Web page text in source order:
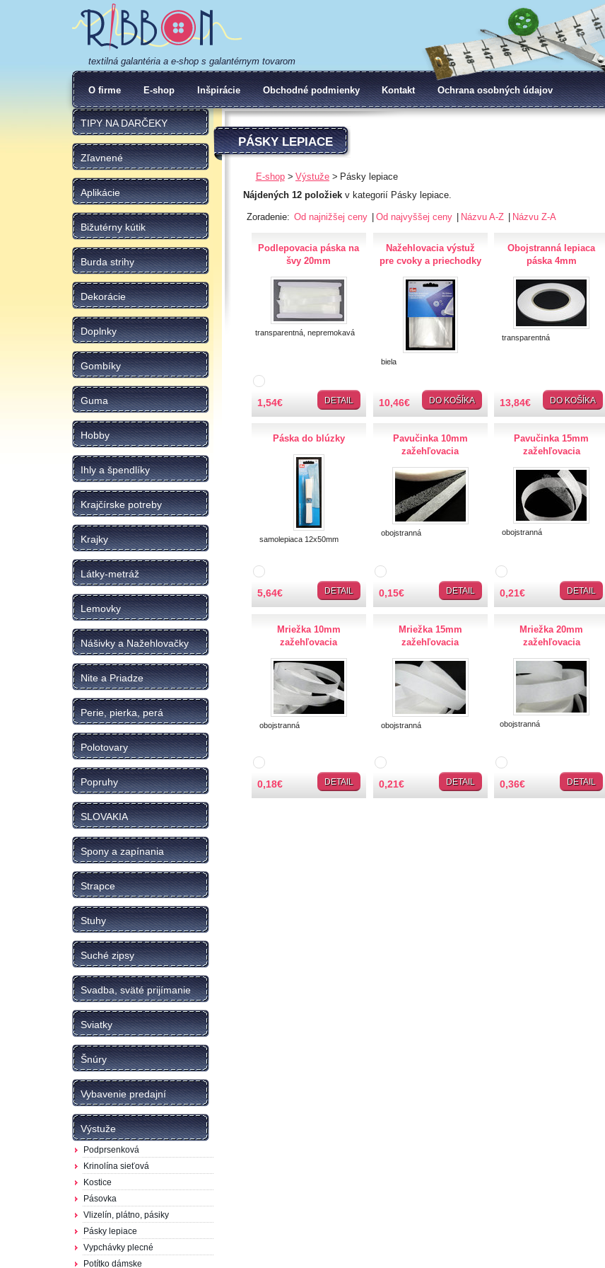
textilná galantéria a e-shop s galantérnym tovarom
O firme E-shop Inšpirácie Obchodné podmienky Kontakt Ochrana osobných údajov
TIPY NA DARČEKY
Zľavnené
Aplikácie
Bižutérny kútik
Burda strihy
Dekorácie
Doplnky
Gombíky
Guma
Hobby
Ihly a špendlíky
Krajčírske potreby
Krajky
Látky-metráž
Lemovky
Nášivky a Nažehlovačky
Nite a Priadze
Perie, pierka, perá
Polotovary
Popruhy
SLOVAKIA
Spony a zapínania
Strapce
Stuhy
Suché zipsy
Svadba, sväté prijímanie
Sviatky
Šnúry
Vybavenie predajní
Výstuže
Podprsenková
Krinolína sieťová
Kostice
Pásovka
Vlizelín, plátno, pásiky
Pásky lepiace
Vypchávky plecné
Potítko dámske
PÁSKY LEPIACE
E-shop Výstuže
Pásky lepiace
Nájdených 12 položiek v kategorií Pásky lepiace.
Zoradenie: Od najnižšej ceny Od najvyššej ceny Názvu A-Z Názvu Z-A
Podlepovacia páska na
švy 20mm
transparentná, nepremokavá
1,54€ DETAIL
Nažehlovacia výstuž
pre cvoky a priechodky
biela
10,46€ DO KOŠÍKA
Obojstranná lepiaca
páska 4mm
transparentná
13,84€ DO KOŠÍKA
Páska do blúzky
samolepiaca 12x50mm
5,64€ DETAIL
Pavučinka 10mm
zažehľovacia
obojstranná
0,15€ DETAIL
Pavučinka 15mm
zažehľovacia
obojstranná
0,21€ DETAIL
Mriežka 10mm
zažehľovacia
obojstranná
0,18€ DETAIL
Mriežka 15mm
zažehľovacia
obojstranná
0,21€ DETAIL
Mriežka 20mm
zažehľovacia
obojstranná
0,36€ DETAIL